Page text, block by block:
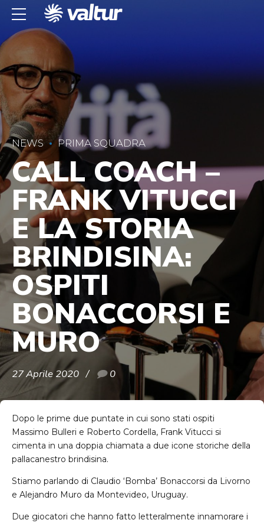
NEWS PRIMA SQUADRA
CALL COACH –
FRANK VITUCCI
E LA STORIA
BRINDISINA:
OSPITI
BONACCORSI E
MURO
27 Aprile 2020 0
Dopo le prime due puntate in cui sono stati ospiti
Massimo Bulleri e Roberto Cordella, Frank Vitucci si
cimenta in una doppia chiamata a due icone storiche della
pallacanestro brindisina.
Stiamo parlando di Claudio ‘Bomba’ Bonaccorsi da Livorno
e Alejandro Muro da Montevideo, Uruguay.
Due giocatori che hanno fatto letteralmente innamorare i